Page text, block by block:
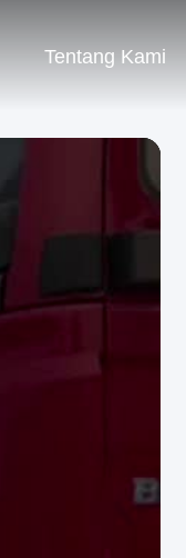
Tentang Kami